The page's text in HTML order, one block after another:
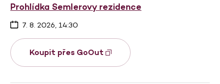
Prohlídka Semlerovy rezidence
7. 8. 2026, 14:30
Koupit přes GoOut